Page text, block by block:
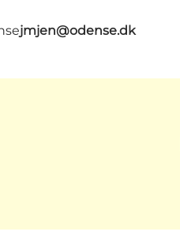
jmjen@odense.dk